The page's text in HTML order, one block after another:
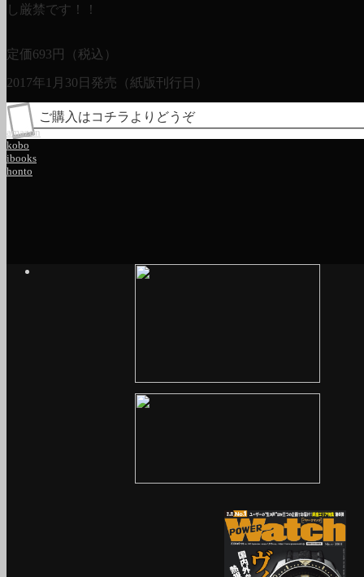
し厳禁です！！
定価693円（税込）
2017年1月30日発売（紙版刊行日）
ご購入はコチラよりどうぞ
amazon
kobo
ibooks
honto